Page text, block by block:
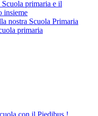
Scuola primaria e il
insieme
nostra Scuola Primaria
primaria